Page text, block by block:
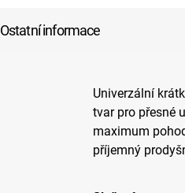
Ostatní informace
Univerzální
tvar pro přesné
maximum
příjemný